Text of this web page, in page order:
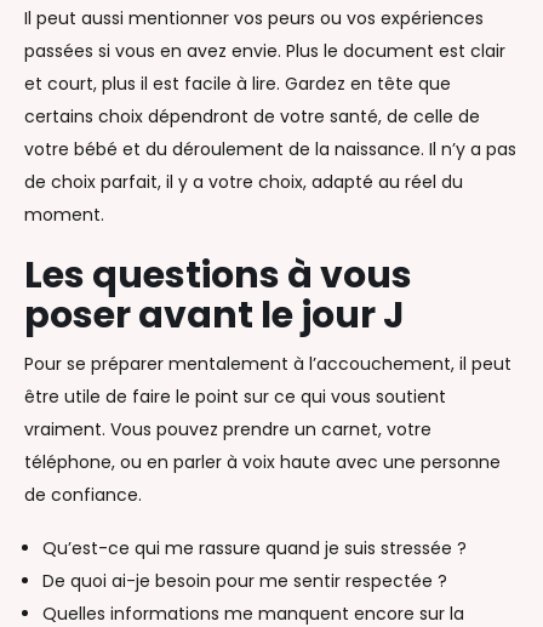
Il peut aussi mentionner vos peurs ou vos expériences
passées si vous en avez envie. Plus le document est clair
et court, plus il est facile à lire. Gardez en tête que
certains choix dépendront de votre santé, de celle de
votre bébé et du déroulement de la naissance. Il n’y a pas
de choix parfait, il y a votre choix, adapté au réel du
moment.
Les questions à vous
poser avant le jour J
Pour se préparer mentalement à l’accouchement, il peut
être utile de faire le point sur ce qui vous soutient
vraiment. Vous pouvez prendre un carnet, votre
téléphone, ou en parler à voix haute avec une personne
de confiance.
Qu’est-ce qui me rassure quand je suis stressée ?
De quoi ai-je besoin pour me sentir respectée ?
Quelles informations me manquent encore sur la